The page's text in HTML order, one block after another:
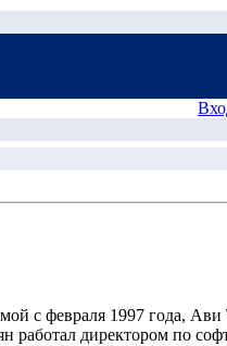
с февраля 1997 года, Ави
работал директором по